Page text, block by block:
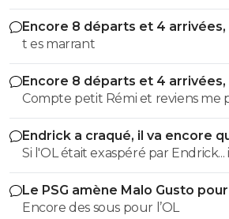
es tro malin toi
Encore 8 départs et 4 arrivées,
t es marrant
Encore 8 départs et 4 arrivées,
Compte petit Rémi et reviens me
Endrick a craqué, il va encore
Si l'OL était exaspéré par
près. Bref... Quand l'équipe sera complète... ce sera beaucoup
mieux.
Le PSG amène Malo Gusto
Encore des sous pour l’OL